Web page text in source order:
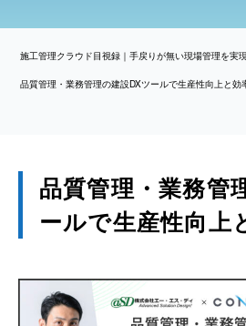
施工管理クラウド目視録｜手戻りが無い現場管理を実
品質管理・業務管理の建設DXツールで生産性向上と効
品質管理・業務管
ールで生産性向上